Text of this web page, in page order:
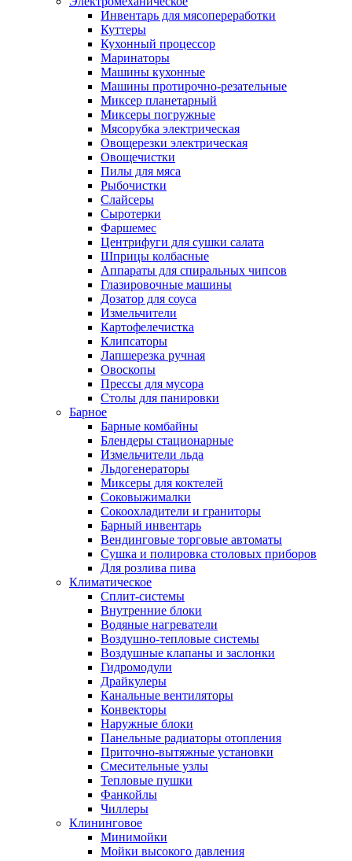
Инвентарь для мясопереработки
Куттеры
Кухонный процессор
Маринаторы
Машины кухонные
Машины протирочно-резательные
Миксер планетарный
Миксеры погружные
Мясорубка электрическая
Овощерезки электрическая
Овощечистки
Пилы для мяса
Рыбочистки
Слайсеры
Сыротерки
Фаршемес
Центрифуги для сушки салата
Шприцы колбасные
Аппараты для спиральных чипсов
Глазировочные машины
Дозатор для соуса
Измельчители
Картофелечистка
Клипсаторы
Лапшерезка ручная
Овоскопы
Прессы для мусора
Столы для панировки
Барное
Барные комбайны
Блендеры стационарные
Измельчители льда
Льдогенераторы
Миксеры для коктелей
Соковыжималки
Сокоохладители и граниторы
Барный инвентарь
Вендинговые торговые автоматы
Сушка и полировка столовых приборов
Для розлива пива
Климатическое
Сплит-системы
Внутренние блоки
Водяные нагреватели
Воздушно-тепловые системы
Воздушные клапаны и заслонки
Гидромодули
Драйкулеры
Канальные вентиляторы
Конвекторы
Наружные блоки
Панельные радиаторы отопления
Приточно-вытяжные установки
Смесительные узлы
Тепловые пушки
Фанкойлы
Чиллеры
Клининговое
Минимойки
Мойки высокого давления